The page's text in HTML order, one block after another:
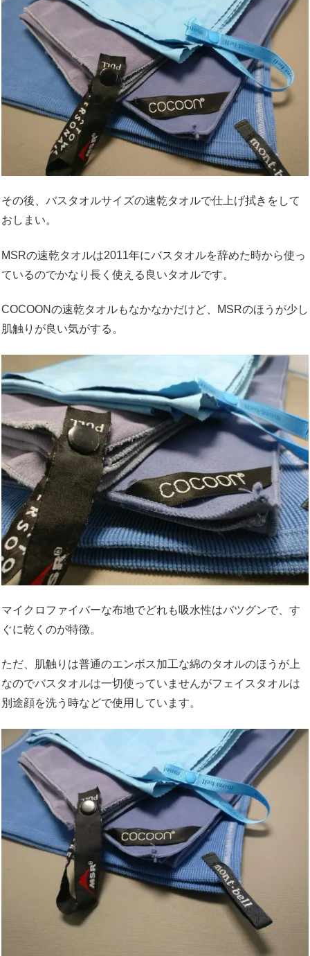
その後、バスタオルサイズの速乾タオルで仕上げ拭きをして
おしまい。
MSRの速乾タオルは2011年にバスタオルを辞めた時から使っ
ているのでかなり長く使える良いタオルです。
COCOONの速乾タオルもなかなかだけど、MSRのほうが少し
肌触りが良い気がする。
マイクロファイバーな布地でどれも吸水性はバツグンで、す
ぐに乾くのが特徴。
ただ、肌触りは普通のエンボス加工な綿のタオルのほうが上
なのでバスタオルは一切使っていませんがフェイスタオルは
別途顔を洗う時などで使用しています。